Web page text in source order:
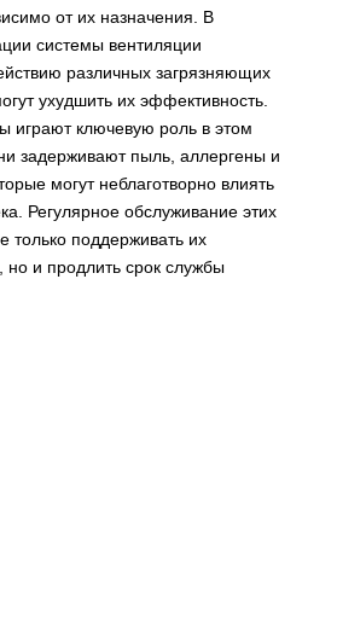
от их назначения. В
системы вентиляции
различных загрязняющих
ухудшить их эффективность.
играют ключевую роль в этом
задерживают пыль, аллергены и
могут неблаготворно влиять
Регулярное обслуживание этих
только поддерживать их
но и продлить срок службы